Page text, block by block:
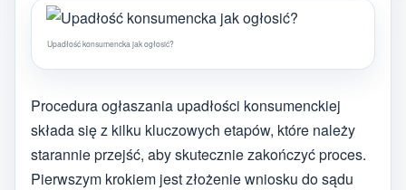
Upadłość konsumencka jak ogłosić?
Procedura ogłaszania upadłości konsumenckiej
składa się z kilku kluczowych etapów, które należy
starannie przejść, aby skutecznie zakończyć proces.
Pierwszym krokiem jest złożenie wniosku do sądu